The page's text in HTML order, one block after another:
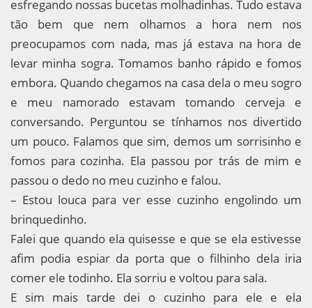
esfregando nossas bucetas molhadinhas. Tudo estava
tão bem que nem olhamos a hora nem nos
preocupamos com nada, mas já estava na hora de
levar minha sogra. Tomamos banho rápido e fomos
embora. Quando chegamos na casa dela o meu sogro
e meu namorado estavam tomando cerveja e
conversando. Perguntou se tínhamos nos divertido
um pouco. Falamos que sim, demos um sorrisinho e
fomos para cozinha. Ela passou por trás de mim e
passou o dedo no meu cuzinho e falou.
– Estou louca para ver esse cuzinho engolindo um
brinquedinho.
Falei que quando ela quisesse e que se ela estivesse
afim podia espiar da porta que o filhinho dela iria
comer ele todinho. Ela sorriu e voltou para sala.
E sim mais tarde dei o cuzinho para ele e ela